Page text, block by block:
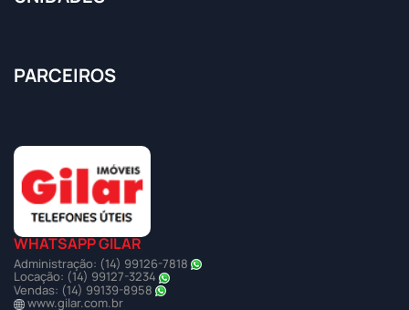
PARCEIROS
WHATSAPP GILAR
Administração: (14) 99126-7818
Locação: (14) 99127-3234
Vendas: (14) 99139-8958
www.gilar.com.br